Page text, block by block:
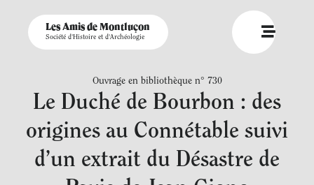
Les Amis de Montluçon
Société d'Histoire et d'Archéologie
Ouvrage en bibliothèque n° 730
Le Duché de Bourbon : des
origines au Connétable suivi
d’un extrait du Désastre de